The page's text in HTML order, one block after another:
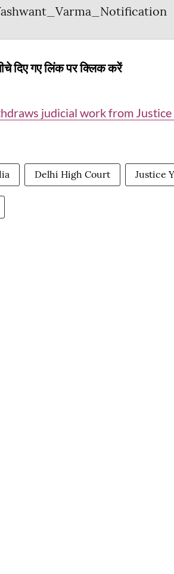
दिए गए लिंक पर क्लिक करें
judicial work from Justice
Delhi High Court Justice